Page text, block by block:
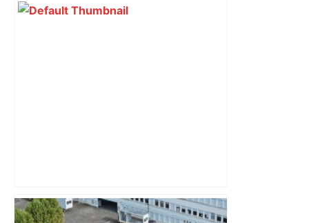
« Rien d'inquiétant » pour Guillaume